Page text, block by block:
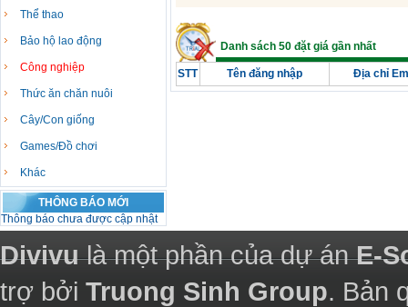
Thể thao
Bảo hộ lao động
Công nghiệp
Thức ăn chăn nuôi
Cây/Con giống
Games/Đồ chơi
Khác
THÔNG BÁO MỚI
Thông báo chưa được cập nhật
Danh sách 50 đặt giá gần nhất
STT Tên đăng nhập Địa chỉ
Divivulà một phần của dự ánE-
trợ bởi Truong Sinh Group. Bản